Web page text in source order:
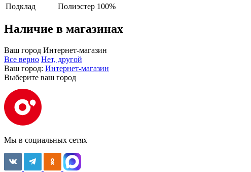
Подклад
Полиэстер 100%
Наличие в магазинах
Ваш город Интернет-магазин
Все верно Нет, другой
Ваш город: Интернет-магазин
Выберите ваш город
Мы в социальных сетях